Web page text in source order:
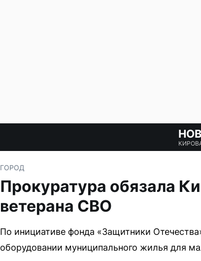
ГОРОД
Прокуратура обязала
ветерана СВО
По инициативе фонда «Защитники
оборудовании муниципального жилья для